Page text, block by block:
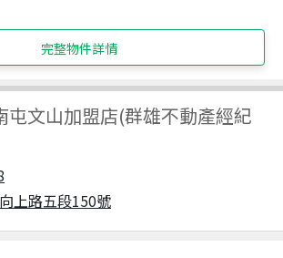
完整物件詳情
屯文山加盟店(群雄不動產經紀
上路五段150號